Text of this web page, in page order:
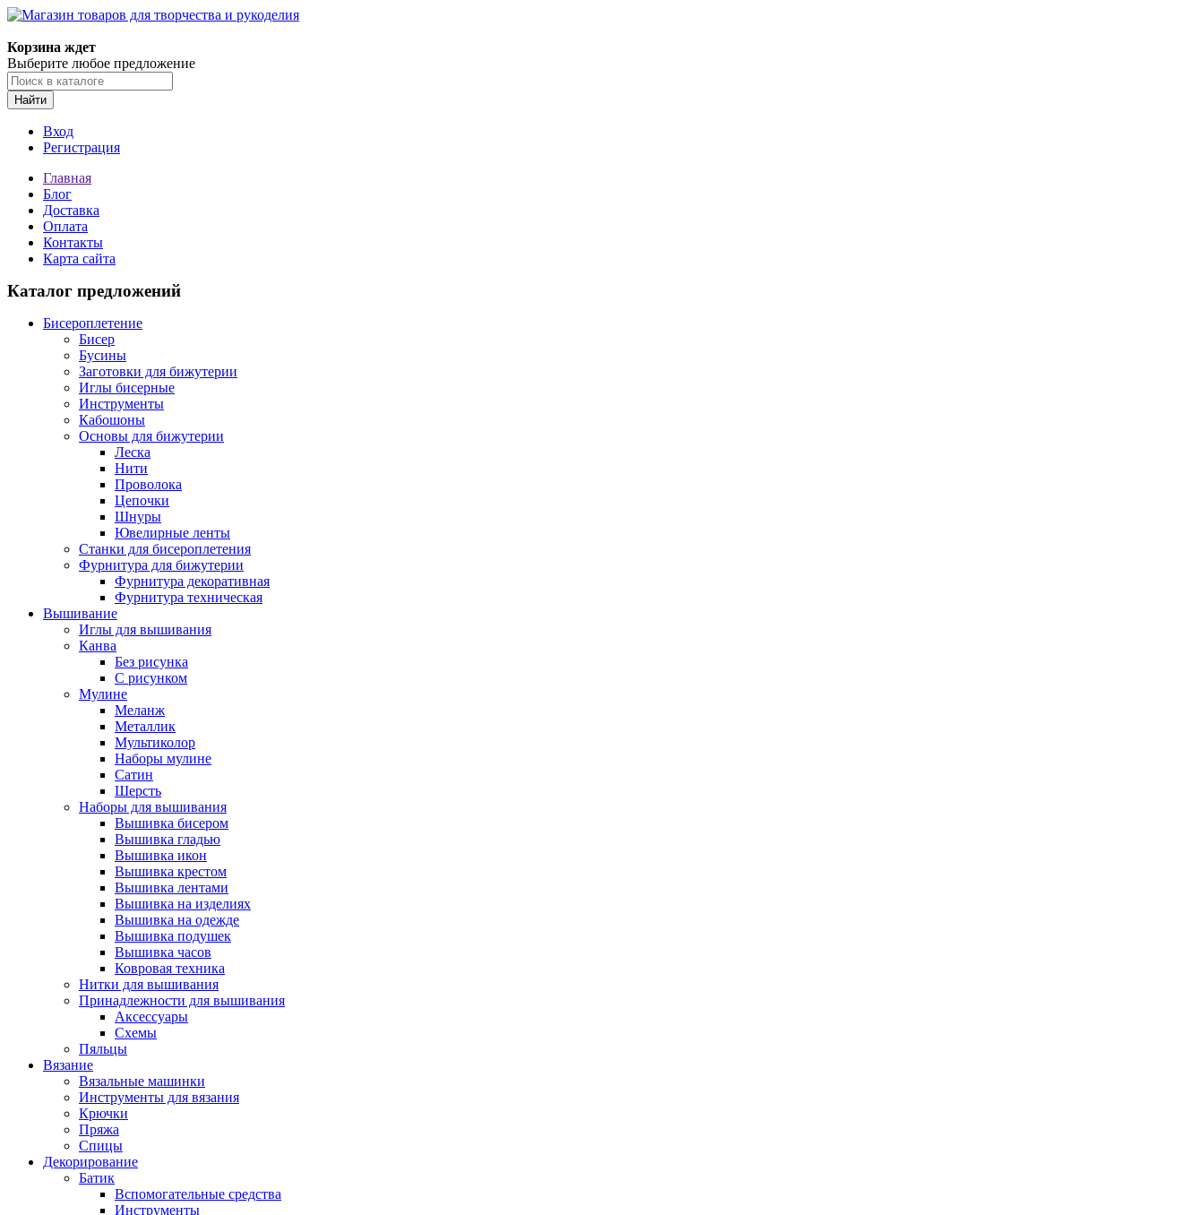
Корзина ждет
Выберите любое предложение
Найти
Вход
Регистрация
Главная
Блог
Доставка
Оплата
Контакты
Карта сайта
Каталог предложений
Бисероплетение
Бисер
Бусины
Заготовки для бижутерии
Иглы бисерные
Инструменты
Кабошоны
Основы для бижутерии
Леска
Нити
Проволока
Цепочки
Шнуры
Ювелирные ленты
Станки для бисероплетения
Фурнитура для бижутерии
Фурнитура декоративная
Фурнитура техническая
Вышивание
Иглы для вышивания
Канва
Без рисунка
С рисунком
Мулине
Меланж
Металлик
Мультиколор
Наборы мулине
Сатин
Шерсть
Наборы для вышивания
Вышивка бисером
Вышивка гладью
Вышивка икон
Вышивка крестом
Вышивка лентами
Вышивка на изделиях
Вышивка на одежде
Вышивка подушек
Вышивка часов
Ковровая техника
Нитки для вышивания
Принадлежности для вышивания
Аксессуары
Схемы
Пяльцы
Вязание
Вязальные машинки
Инструменты для вязания
Крючки
Пряжа
Спицы
Декорирование
Батик
Вспомогательные средства
Инструменты